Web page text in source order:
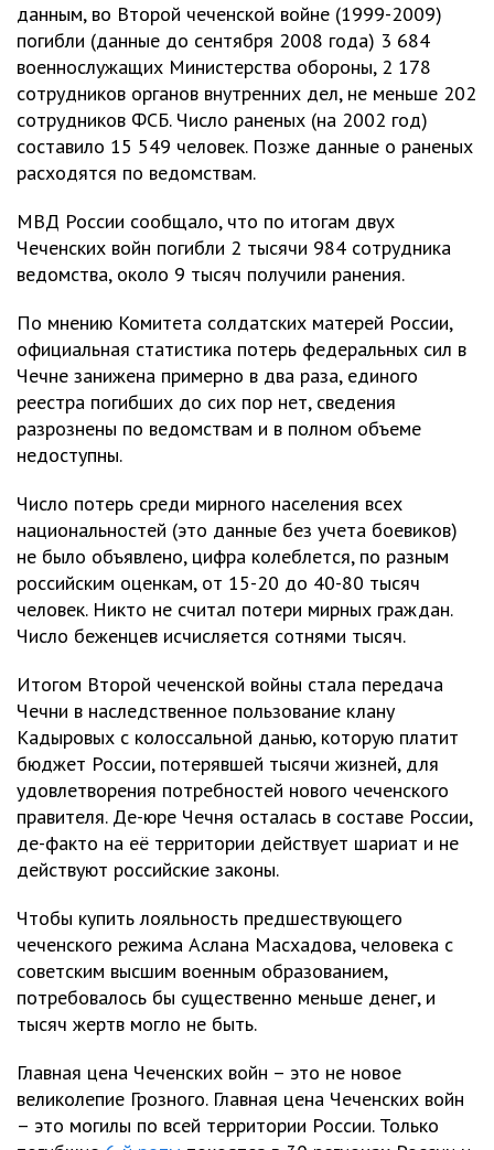
данным, во Второй чеченской войне (1999-2009)
погибли (данные до сентября 2008 года) 3 684
военнослужащих Министерства обороны, 2 178
сотрудников органов внутренних дел, не меньше 202
сотрудников ФСБ. Число раненых (на 2002 год)
составило 15 549 человек. Позже данные о раненых
расходятся по ведомствам.
МВД России сообщало, что по итогам двух
Чеченских войн погибли 2 тысячи 984 сотрудника
ведомства, около 9 тысяч получили ранения.
По мнению Комитета солдатских матерей России,
официальная статистика потерь федеральных сил в
Чечне занижена примерно в два раза, единого
реестра погибших до сих пор нет, сведения
разрознены по ведомствам и в полном объеме
недоступны.
Число потерь среди мирного населения всех
национальностей (это данные без учета боевиков)
не было объявлено, цифра колеблется, по разным
российским оценкам, от 15-20 до 40-80 тысяч
человек. Никто не считал потери мирных граждан.
Число беженцев исчисляется сотнями тысяч.
Итогом Второй чеченской войны стала передача
Чечни в наследственное пользование клану
Кадыровых с колоссальной данью, которую платит
бюджет России, потерявшей тысячи жизней, для
удовлетворения потребностей нового чеченского
правителя. Де-юре Чечня осталась в составе России,
де-факто на её территории действует шариат и не
действуют российские законы.
Чтобы купить лояльность предшествующего
чеченского режима Аслана Масхадова, человека с
советским высшим военным образованием,
потребовалось бы существенно меньше денег, и
тысяч жертв могло не быть.
Главная цена Чеченских войн – это не новое
великолепие Грозного. Главная цена Чеченских войн
– это могилы по всей территории России. Только